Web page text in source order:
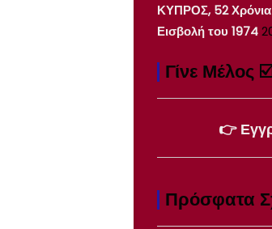
ΚΥΠΡΟΣ, 52 Χρόνια
Εισβολή του 1974
Γίνε Μέλος
👉
Πρόσφατα